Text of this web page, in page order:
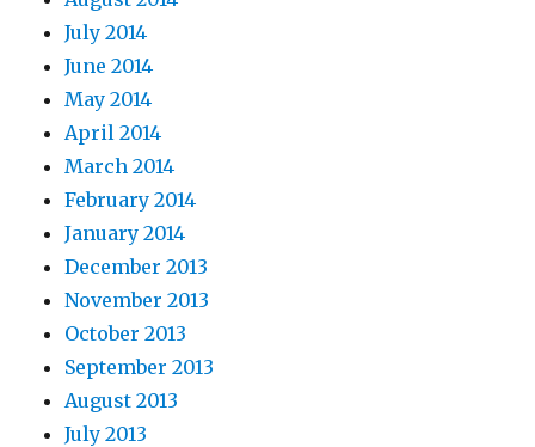
July 2014
June 2014
May 2014
April 2014
March 2014
February 2014
January 2014
December 2013
November 2013
October 2013
September 2013
August 2013
July 2013